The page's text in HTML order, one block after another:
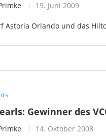
19. Juni 2009
Astoria Orlando und das
Gewinner des
14. Oktober 2008